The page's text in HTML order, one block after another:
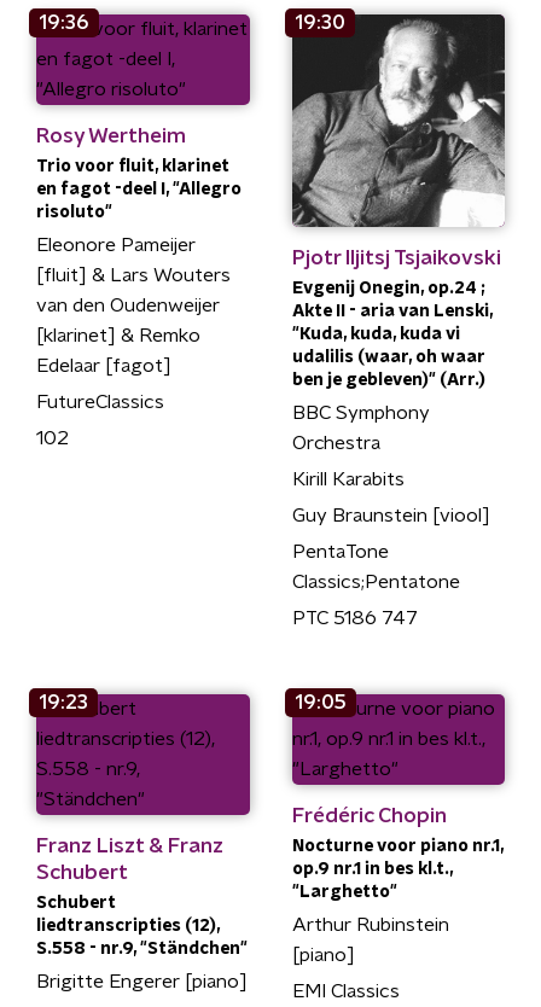
19:36
Rosy Wertheim
Trio voor fluit, klarinet
en fagot -deel I, "Allegro
risoluto"
Eleonore Pameijer
[fluit] & Lars Wouters
van den Oudenweijer
[klarinet] & Remko
Edelaar [fagot]
FutureClassics
102
19:30
Pjotr Iljitsj Tsjaikovski
Evgenij Onegin, op.24 ;
Akte II - aria van Lenski,
"Kuda, kuda, kuda vi
udalilis (waar, oh waar
ben je gebleven)" (Arr.)
BBC Symphony
Orchestra
Kirill Karabits
Guy Braunstein [viool]
PentaTone
Classics;Pentatone
PTC 5186 747
19:23
Franz Liszt & Franz
Schubert
Schubert
liedtranscripties (12),
S.558 - nr.9, "Ständchen"
Brigitte Engerer [piano]
19:05
Frédéric Chopin
Nocturne voor piano nr.1,
op.9 nr.1 in bes kl.t.,
"Larghetto"
Arthur Rubinstein
[piano]
EMI Classics